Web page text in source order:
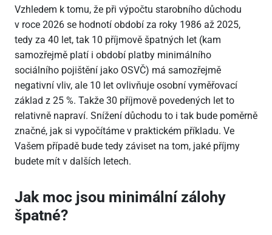
Vzhledem k tomu, že při výpočtu starobního důchodu
v roce 2026 se hodnotí období za roky 1986 až 2025,
tedy za 40 let, tak 10 příjmově špatných let (kam
samozřejmě platí i období platby minimálního
sociálního pojištění jako OSVČ) má samozřejmě
negativní vliv, ale 10 let ovlivňuje osobní vyměřovací
základ z 25 %. Takže 30 příjmově povedených let to
relativně napraví. Snížení důchodu to i tak bude poměrně
značné, jak si vypočítáme v praktickém příkladu. Ve
Vašem případě bude tedy záviset na tom, jaké příjmy
budete mít v dalších letech.
Jak moc jsou minimální zálohy
špatné?